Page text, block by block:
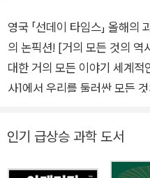
영국 「선데이 타임스」 올해의
의 논픽션! [거의 모든 것의 역
대한 거의 모든 이야기 세계적인 베스트셀러 [거의 모든 것의 역
사]에서 우리를 둘러싼 모든
는 하나뿐인 몸으로 평생을 살
재치 넘치는 표현력과 엄청난
인기 급상승 과학 도서